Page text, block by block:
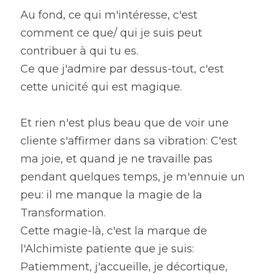
Au fond, ce qui m'intéresse, c'est
comment ce que/ qui je suis peut
contribuer à qui tu es.
Ce que j'admire par dessus-tout, c'est
cette unicité qui est magique.
Et rien n'est plus beau que de voir une
cliente s'affirmer dans sa vibration: C'est
ma joie, et quand je ne travaille pas
pendant quelques temps, je m'ennuie un
peu: il me manque la magie de la
Transformation.
Cette magie-là, c'est la marque de
l'Alchimiste patiente que je suis:
Patiemment, j'accueille, je décortique,